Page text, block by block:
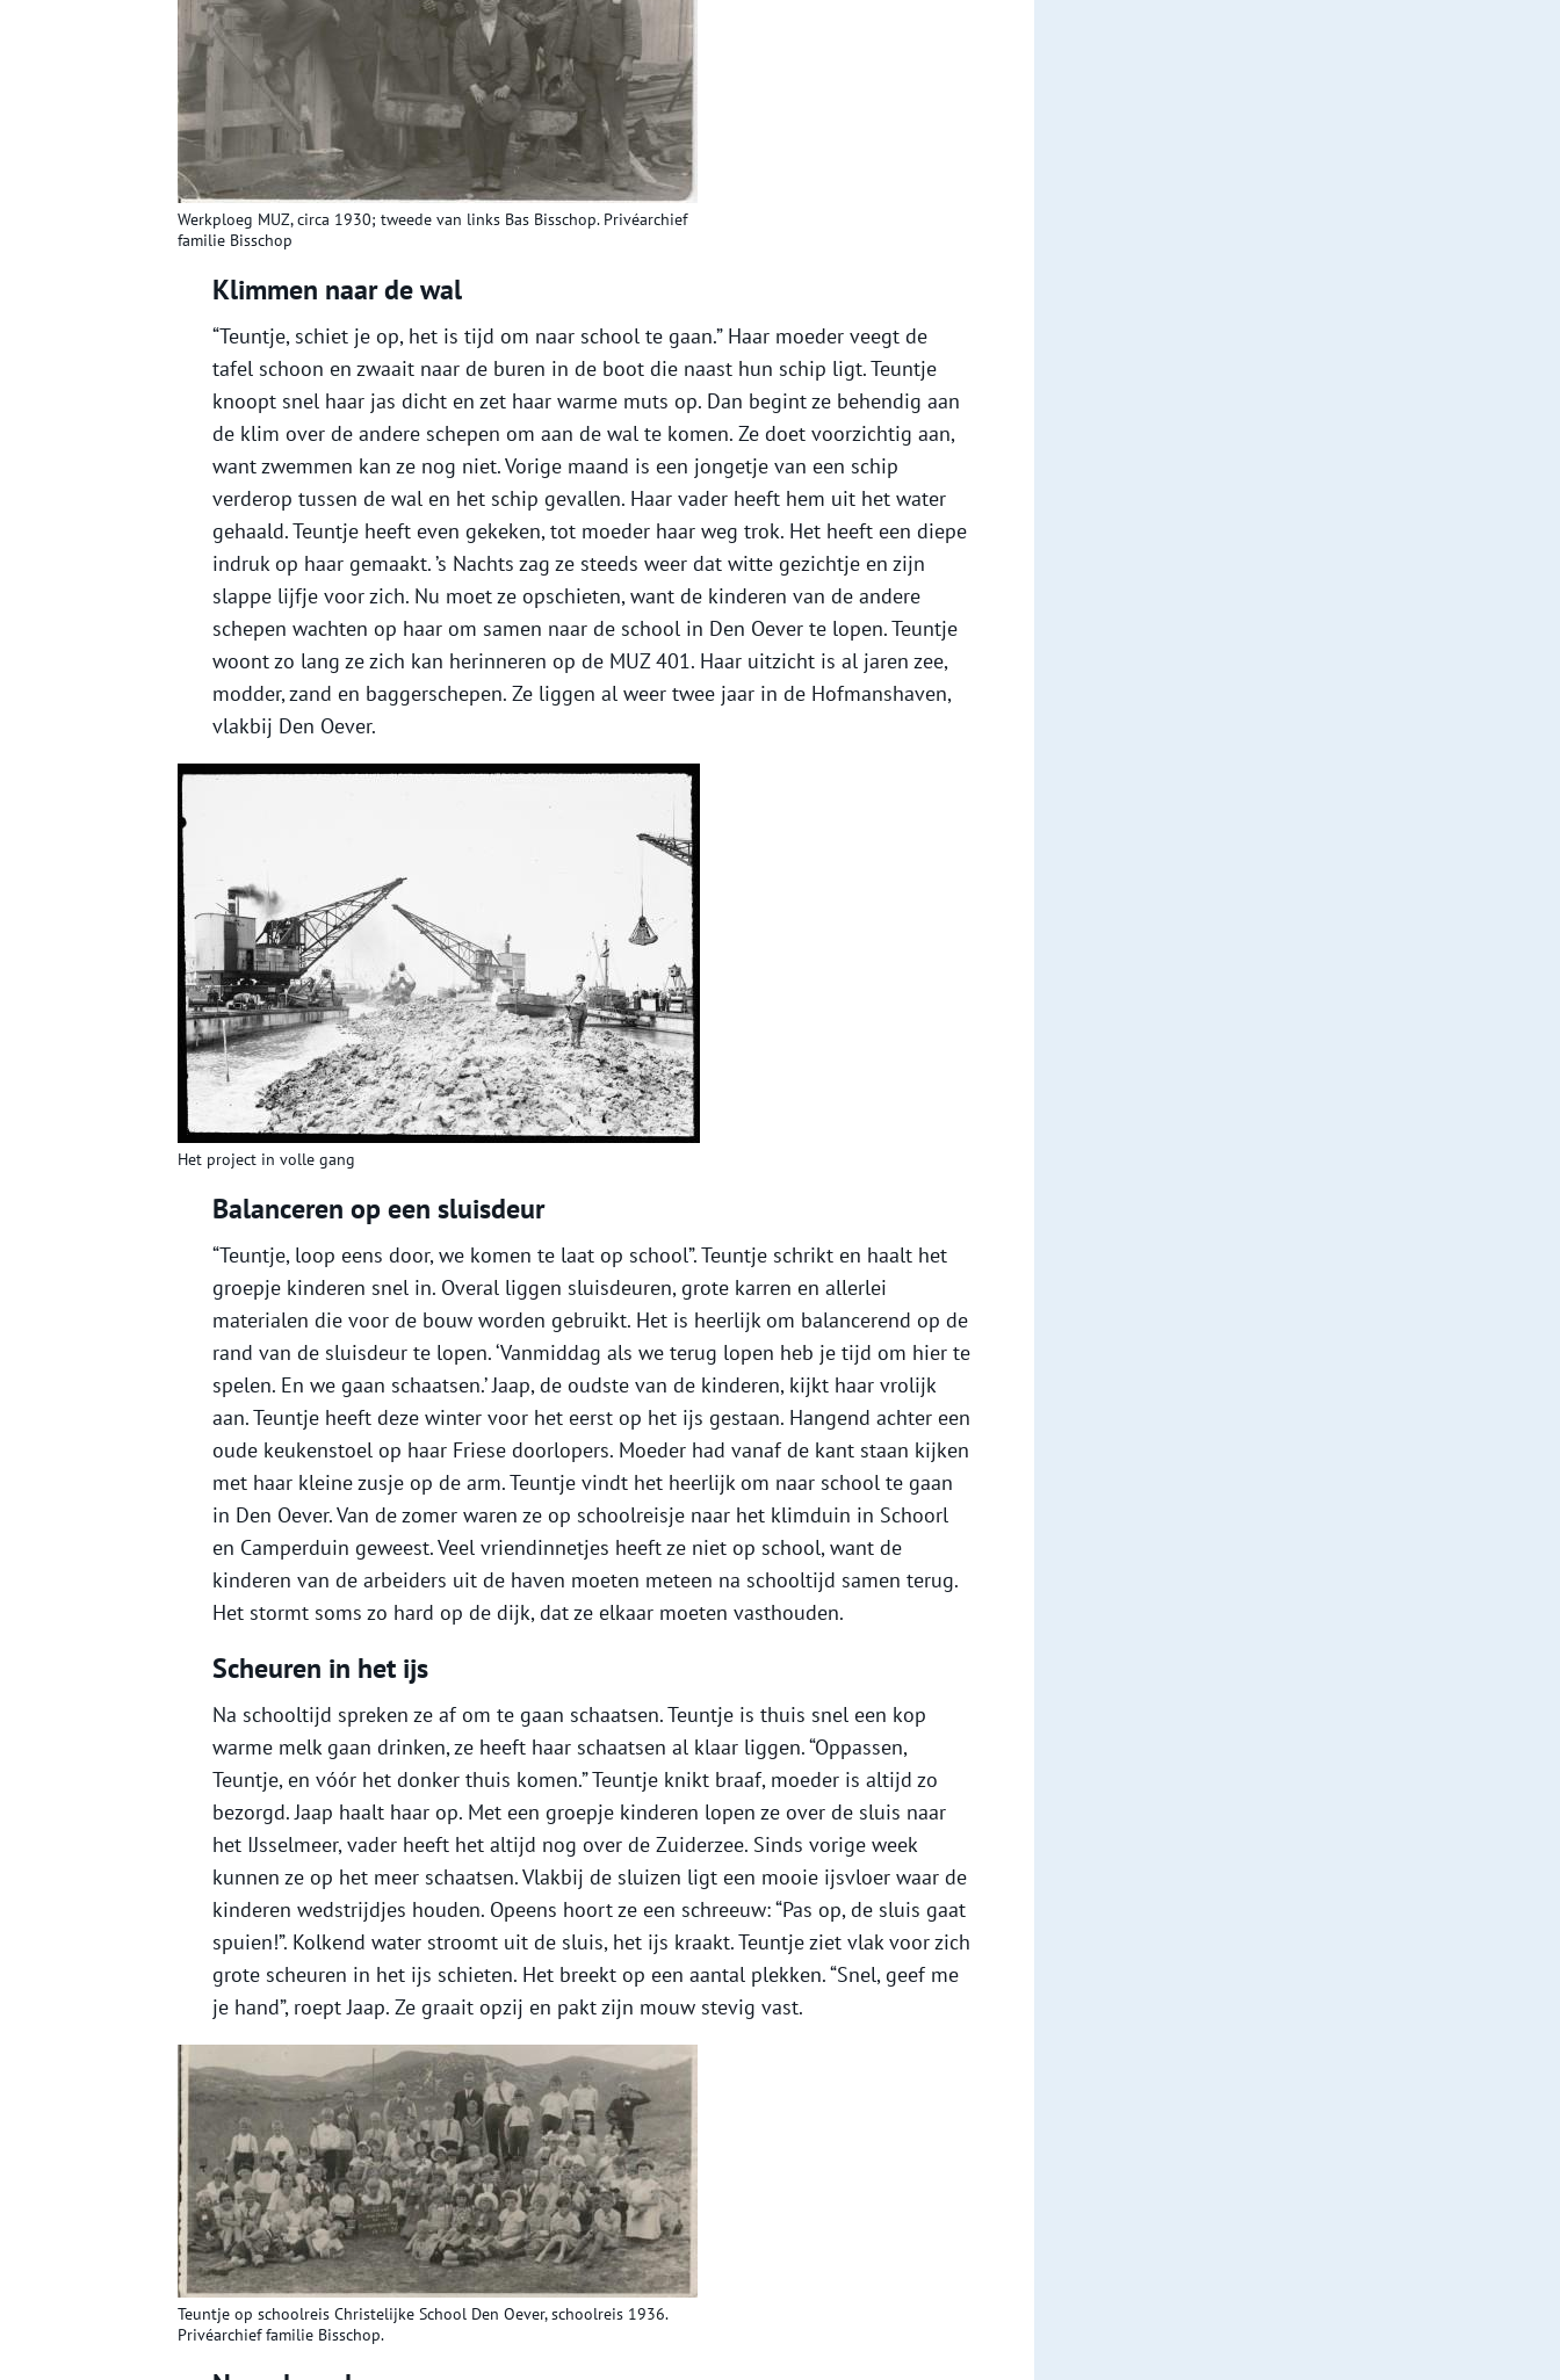
Werkploeg MUZ, circa 1930; tweede van links Bas Bisschop. Privéarchief
familie Bisschop
Klimmen naar de wal
“Teuntje, schiet je op, het is tijd om naar school te gaan.” Haar moeder veegt de
tafel schoon en zwaait naar de buren in de boot die naast hun schip ligt. Teuntje
knoopt snel haar jas dicht en zet haar warme muts op. Dan begint ze behendig aan
de klim over de andere schepen om aan de wal te komen. Ze doet voorzichtig aan,
want zwemmen kan ze nog niet. Vorige maand is een jongetje van een schip
verderop tussen de wal en het schip gevallen. Haar vader heeft hem uit het water
gehaald. Teuntje heeft even gekeken, tot moeder haar weg trok. Het heeft een diepe
indruk op haar gemaakt. ’s Nachts zag ze steeds weer dat witte gezichtje en zijn
slappe lijfje voor zich. Nu moet ze opschieten, want de kinderen van de andere
schepen wachten op haar om samen naar de school in Den Oever te lopen. Teuntje
woont zo lang ze zich kan herinneren op de MUZ 401. Haar uitzicht is al jaren zee,
modder, zand en baggerschepen. Ze liggen al weer twee jaar in de Hofmanshaven,
vlakbij Den Oever.
Het project in volle gang
Balanceren op een sluisdeur
“Teuntje, loop eens door, we komen te laat op school”. Teuntje schrikt en haalt het
groepje kinderen snel in. Overal liggen sluisdeuren, grote karren en allerlei
materialen die voor de bouw worden gebruikt. Het is heerlijk om balancerend op de
rand van de sluisdeur te lopen. ‘Vanmiddag als we terug lopen heb je tijd om hier te
spelen. En we gaan schaatsen.’ Jaap, de oudste van de kinderen, kijkt haar vrolijk
aan. Teuntje heeft deze winter voor het eerst op het ijs gestaan. Hangend achter een
oude keukenstoel op haar Friese doorlopers. Moeder had vanaf de kant staan kijken
met haar kleine zusje op de arm. Teuntje vindt het heerlijk om naar school te gaan
in Den Oever. Van de zomer waren ze op schoolreisje naar het klimduin in Schoorl
en Camperduin geweest. Veel vriendinnetjes heeft ze niet op school, want de
kinderen van de arbeiders uit de haven moeten meteen na schooltijd samen terug.
Het stormt soms zo hard op de dijk, dat ze elkaar moeten vasthouden.
Scheuren in het ijs
Na schooltijd spreken ze af om te gaan schaatsen. Teuntje is thuis snel een kop
warme melk gaan drinken, ze heeft haar schaatsen al klaar liggen. “Oppassen,
Teuntje, en vóór het donker thuis komen.” Teuntje knikt braaf, moeder is altijd zo
bezorgd. Jaap haalt haar op. Met een groepje kinderen lopen ze over de sluis naar
het IJsselmeer, vader heeft het altijd nog over de Zuiderzee. Sinds vorige week
kunnen ze op het meer schaatsen. Vlakbij de sluizen ligt een mooie ijsvloer waar de
kinderen wedstrijdjes houden. Opeens hoort ze een schreeuw: “Pas op, de sluis gaat
spuien!”. Kolkend water stroomt uit de sluis, het ijs kraakt. Teuntje ziet vlak voor zich
grote scheuren in het ijs schieten. Het breekt op een aantal plekken. “Snel, geef me
je hand”, roept Jaap. Ze graait opzij en pakt zijn mouw stevig vast.
Teuntje op schoolreis Christelijke School Den Oever, schoolreis 1936.
Privéarchief familie Bisschop.